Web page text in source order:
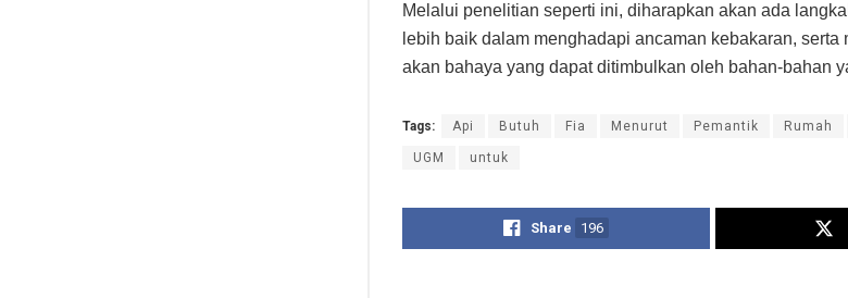
Melalui penelitian seperti ini, diharapkan akan ada
lebih baik dalam menghadapi ancaman kebakaran, serta
akan bahaya yang dapat ditimbulkan oleh bahan-bahan
Tags: Api Butuh Fia Menurut Pemantik Rumah
UGM untuk
Share 196